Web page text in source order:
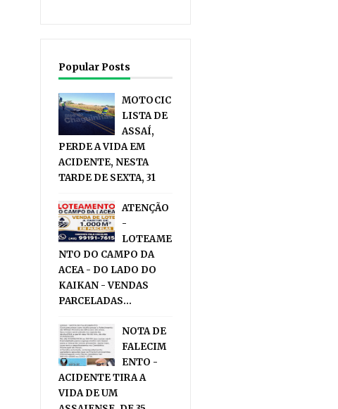
Popular Posts
MOTOCIC
LISTA DE
ASSAÍ,
PERDE A VIDA EM
ACIDENTE, NESTA
TARDE DE SEXTA, 31
ATENÇÃO
-
LOTEAME
NTO DO CAMPO DA
ACEA - DO LADO DO
KAIKAN - VENDAS
PARCELADAS...
NOTA DE
FALECIM
ENTO -
ACIDENTE TIRA A
VIDA DE UM